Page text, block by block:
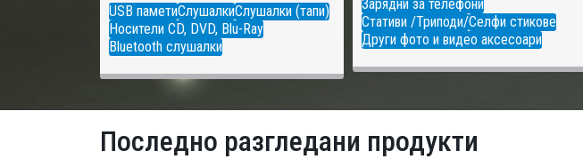
Зарядни за телефони
Стативи /Триподи/Селфи стикове
Други фото и видео аксесоари
USB паметиСлушалкиСлушалки (тапи)
Носители CD, DVD, Blu-Ray
Bluetooth слушалки
Последно разгледани продукти